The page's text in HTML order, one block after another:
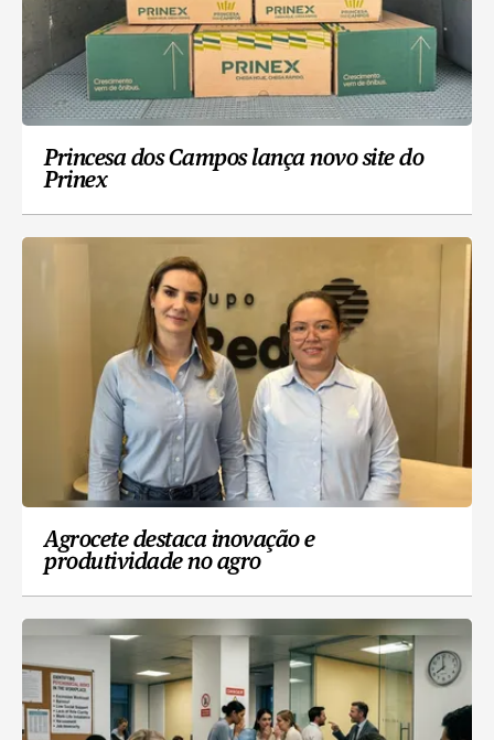
Princesa dos Campos lança novo site do
Prinex
Agrocete destaca inovação e
produtividade no agro